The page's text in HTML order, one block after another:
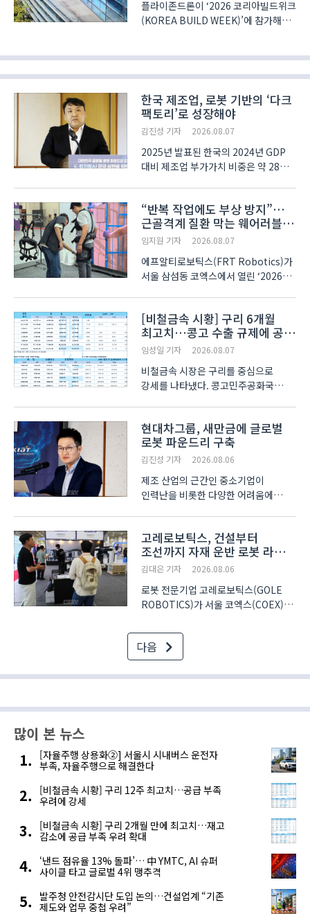
플라이존드론이 ‘2026 코리아빌드위크
(KOREA BUILD WEEK)’에 참가해
작업을 줄여 안전성을 높이고 청소
공정을 자동화하는 데 초점을 맞췄다.
청소 드론은 비전 센서와..
한국 제조업, 로봇 기반의 ‘다크
팩토리’로 성장해야
김진성 기자 2026.08.07
2025년 발표된 한국의 2024년 GDP
대비 제조업 부가가치 비중은 약 28%
여전히 제조 강국임을 나타낸다. 이에
AI 기술의 발전을 제조업에 접목해
경쟁력을 더욱 고도화해야 한다는..
“반복 작업에도 부상 방지”…
근골격계 질환 막는 웨어러블
로봇
임지원 기자 2026.08.07
에프알티로보틱스(FRT Robotics)가
서울 삼섬동 코엑스에서 열린 ‘2026
근골격계 질환을 예방하는 무동력
웨어러블 로봇 ‘스텝업 네오(StepUp
NEO)’와 ‘에보(EVO)’를 ..
[비철금속 시황] 구리 6개월
최고치…콩고 수출 규제에 공급
우려 확대
임성일 기자 2026.08.07
비철금속 시장은 구리를 중심으로
강세를 나타냈다. 콩고민주공화국
키우면서 구리가 6개월 만의 최고치를
기록했다. 뉴욕증시는 기술주
차익실현이 이어진 가운데
경기방어주..
현대차그룹, 새만금에 글로벌
로봇 파운드리 구축
김진성 기자 2026.08.06
제조 산업의 근간인 중소기업이
인력난을 비롯한 다양한 어려움에
피지컬 AI를 대표하는 로봇 산업이 한국
제조업의 구원투수로 빠르게 성장해야
한다는 요구가 커지고 있다. 6..
고레로보틱스, 건설부터
조선까지 자재 운반 로봇 라인업
확대
김대은 기자 2026.08.06
로봇 전문기업 고레로보틱스(GOLE
ROBOTICS)가 서울 코엑스(COEX)
(KOREA BUILD WEEK)’에서 하부
그리퍼를 적용해 별도 상차 작업 없이도
자재 운반이 가능한 물류 로봇을
선보였다. 고레로보틱스는 현장의
다음
많이 본 뉴스
[자율주행 상용화②] 서울시 시내버스 운전자
부족, 자율주행으로 해결한다
[비철금속 시황] 구리 12주 최고치…공급 부족
우려에 강세
[비철금속 시황] 구리 2개월 만에 최고치…재고
감소에 공급 부족 우려 확대
‘낸드 점유율 13% 돌파’… 中 YMTC, AI 슈퍼
사이클 타고 글로벌 4위 맹추격
발주청 안전감시단 도입 논의…건설업계 “기존
제도와 업무 중첩 우려”